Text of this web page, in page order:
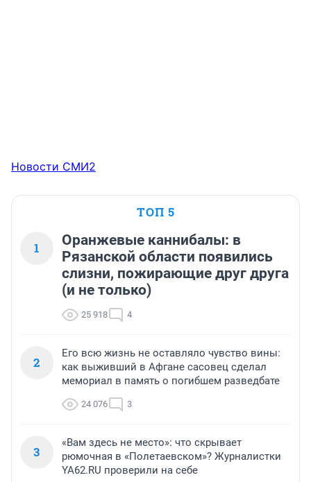
Новости СМИ2
ТОП 5
1
Оранжевые каннибалы: в
Рязанской области появились
слизни, пожирающие друг друга
(и не только)
25 918 4
2
Его всю жизнь не оставляло чувство вины:
как выживший в Афгане сасовец сделал
мемориал в память о погибшем разведбате
24 076 3
3
«Вам здесь не место»: что скрывает
рюмочная в «Полетаевском»? Журналистки
YA62.RU проверили на себе